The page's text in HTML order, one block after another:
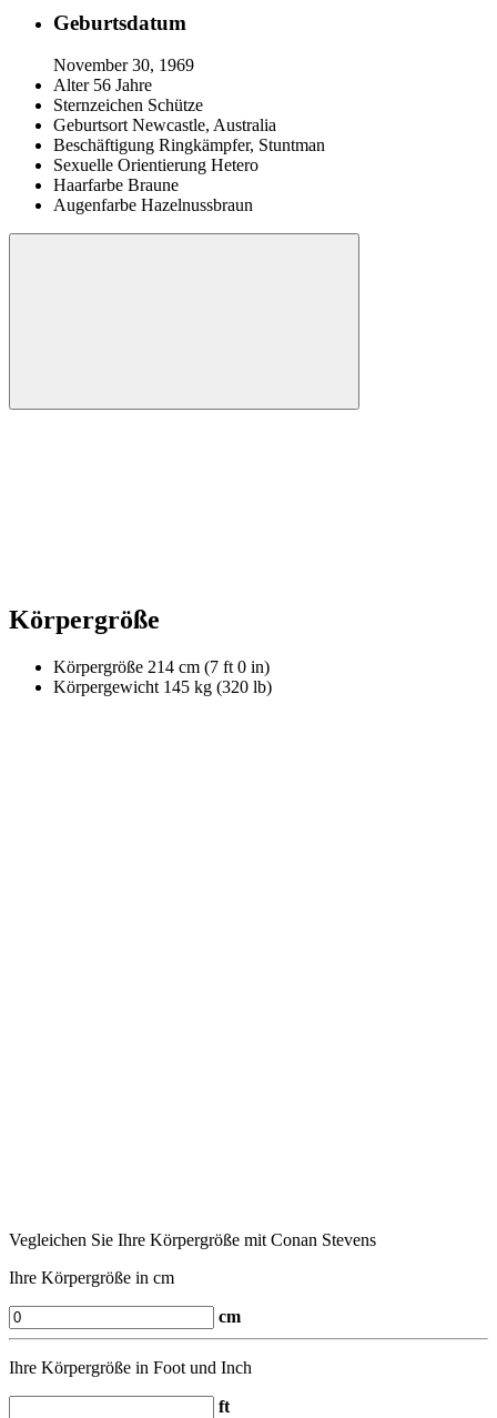
Geburtsdatum
November 30, 1969
Alter 56 Jahre
Sternzeichen Schütze
Geburtsort Newcastle, Australia
Beschäftigung Ringkämpfer, Stuntman
Sexuelle Orientierung Hetero
Haarfarbe Braune
Augenfarbe Hazelnussbraun
Körpergröße
Körpergröße 214 cm (7 ft 0 in)
Körpergewicht 145 kg (320 lb)
Vegleichen Sie Ihre Körpergröße mit Conan Stevens
Ihre Körpergröße in cm
cm
Ihre Körpergröße in Foot und Inch
ft